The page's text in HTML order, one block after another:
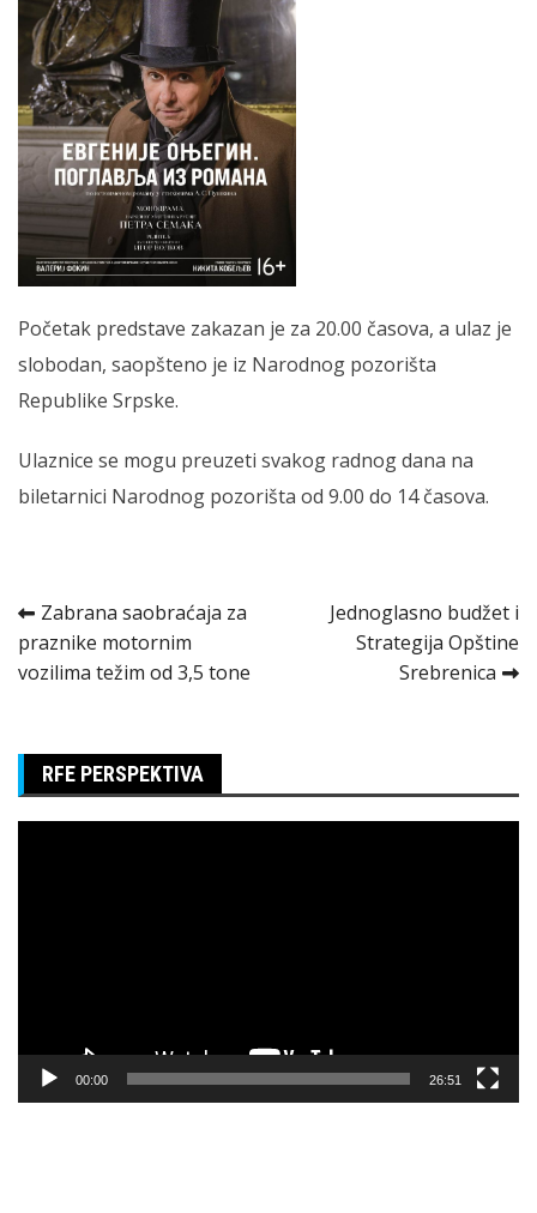
Početak predstave zakazan je za 20.00 časova, a ulaz je
slobodan, saopšteno je iz Narodnog pozorišta
Republike Srpske.
Ulaznice se mogu preuzeti svakog radnog dana na
biletarnici Narodnog pozorišta od 9.00 do 14 časova.
Kretanje
članka
Zabrana saobraćaja za
praznike motornim
vozilima težim od 3,5 tone
Jednoglasno budžet i
Strategija Opštine
Srebrenica
RFE PERSPEKTIVA
00:00 26:51